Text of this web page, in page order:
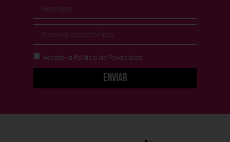
Acepto la Política de Privacidad
Enviar